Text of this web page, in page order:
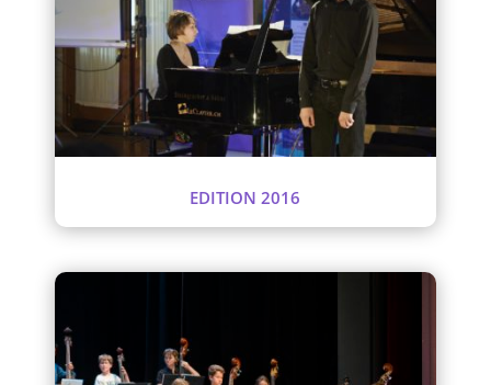
EDITION 2016